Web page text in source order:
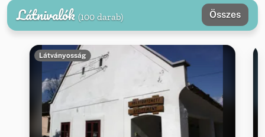
Látnivalók (100 darab) Összes
Látványosság